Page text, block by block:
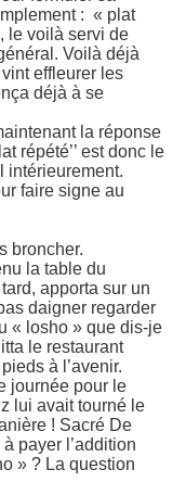
: « plat
le voilà servi de
Voilà déjà
effleurer les
déjà à se
la réponse
répété’’ est donc le
intérieurement.
faire signe au
broncher.
la table du
apporta sur un
daigner regarder
« losho » que dis-je
le restaurant
à l’avenir.
journée pour le
lui avait tourné le
! Sacré De
payer l’addition
» ? La question